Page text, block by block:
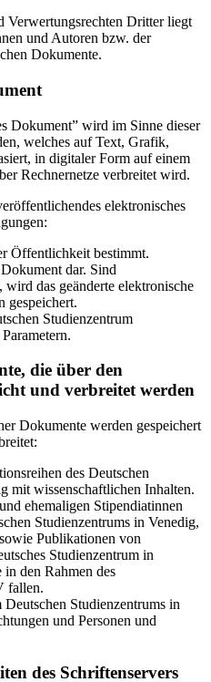
Dritter liegt
und Autoren bzw. der
Dokumente.
Dokument” wird im Sinne dieser
welches auf Text, Grafik,
in digitaler Form auf einem
Rechnernetze verbreitet wird.
elektronisches
Öffentlichkeit bestimmt.
dar. Sind
das geänderte elektronische
gespeichert.
Studienzentrum
die über den
und verbreitet werden
Dokumente werden gespeichert
des Deutschen
mit wissenschaftlichen Inhalten.
ehemaligen Stipendiatinnen
Studienzentrums in Venedig,
Publikationen von
Studienzentrum in
den Rahmen des
fallen.
Studienzentrums in
und Personen und
des Schriftenservers